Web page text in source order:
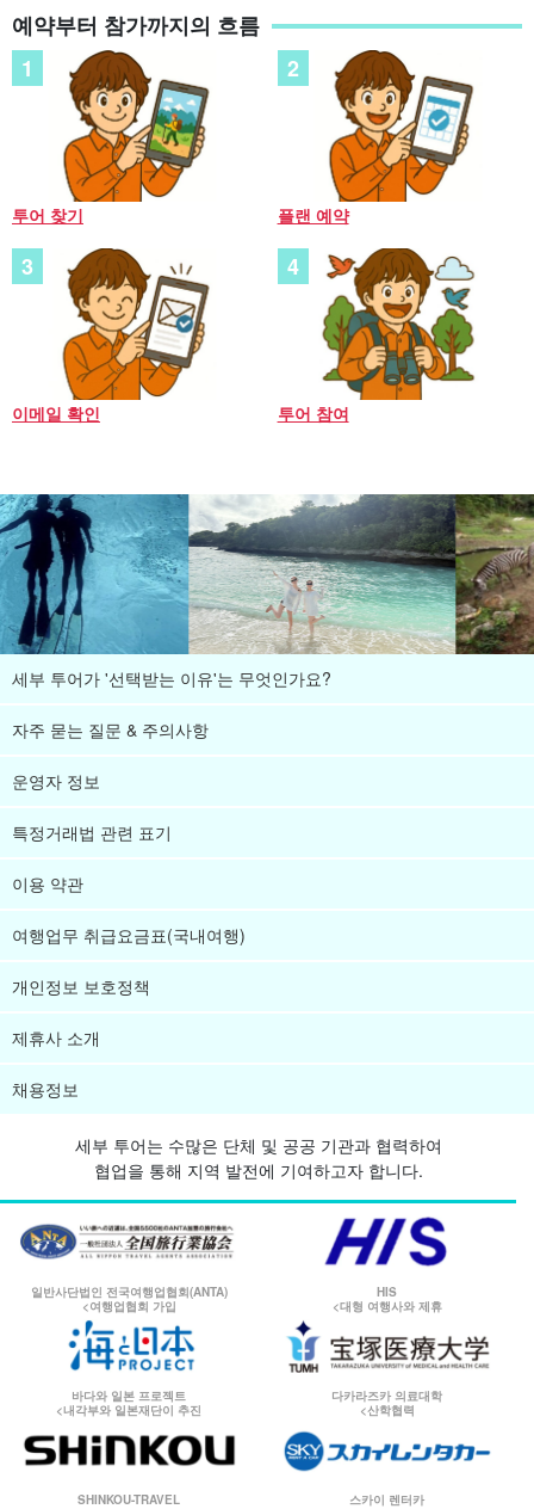
예약부터 참가까지의 흐름
투어 찾기 플랜 예약
이메일 확인 투어 참여
세부 투어가 '선택받는 이유'는 무엇인가요?
자주 묻는 질문 & 주의사항
운영자 정보
특정거래법 관련 표기
이용 약관
여행업무 취급요금표(국내여행)
개인정보 보호정책
제휴사 소개
채용정보
세부 투어는 수많은 단체 및 공공 기관과 협력하여
협업을 통해 지역 발전에 기여하고자 합니다.
일반사단법인 전국여행업협회(ANTA)
<여행업협회 가입
HIS
<대형 여행사와 제휴
바다와 일본 프로젝트
<내각부와 일본재단이 추진
다카라즈카 의료대학
<산학협력
SHINKOU-TRAVEL
스카이 렌터카